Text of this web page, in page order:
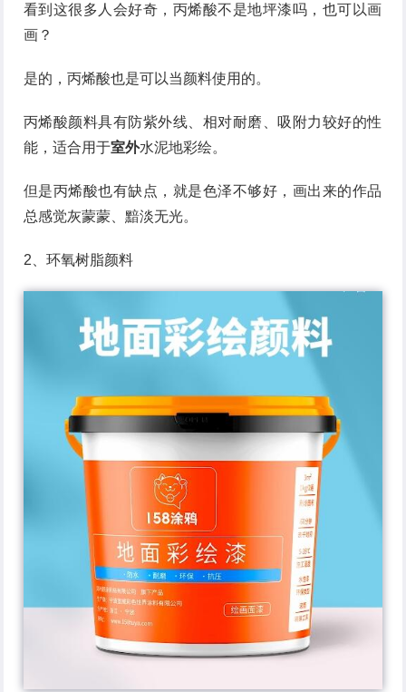
看到这很多人会好奇，丙烯酸不是地坪漆吗，也可以画
画？
是的，丙烯酸也是可以当颜料使用的。
丙烯酸颜料具有防紫外线、相对耐磨、吸附力较好的性
能，适合用于室外水泥地彩绘。
但是丙烯酸也有缺点，就是色泽不够好，画出来的作品
总感觉灰蒙蒙、黯淡无光。
2、环氧树脂颜料